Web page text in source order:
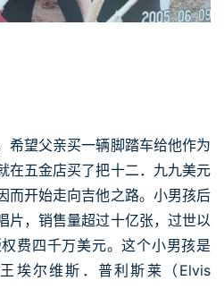
希望父亲买一辆脚踏车给他作为
在五金店买了把十二．九九美元
而开始走向吉他之路。小男孩后
片，销售量超过十亿张，过世以
费四千万美元。这个小男孩是
埃尔维斯．普利斯莱（Elvis